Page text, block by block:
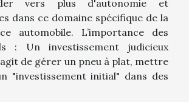
vers plus d'autonomie et
dans ce domaine spécifique de la
automobile. L’importance des
: Un investissement judicieux
de gérer un pneu à plat, mettre
"investissement initial" dans des